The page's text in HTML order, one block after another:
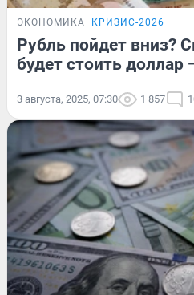
ЭКОНОМИКА КРИЗИС-2026
Рубль пойдет вниз?
будет стоить доллар
3 августа, 2025, 07:30 1 857